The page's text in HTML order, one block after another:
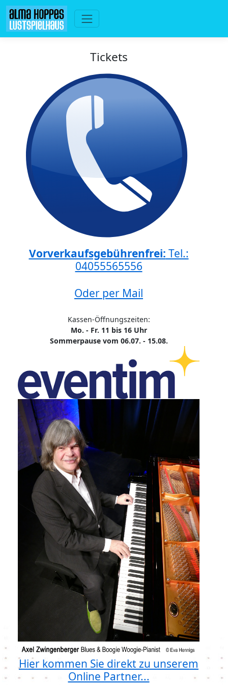
Tickets
Vorverkaufsgebührenfrei: Tel.:
04055565556
Oder per Mail
Kassen-Öffnungszeiten:
Mo. - Fr. 11 bis 16 Uhr
Sommerpause vom 06.07. - 15.08.
Hier kommen Sie direkt zu unserem
Online Partner...